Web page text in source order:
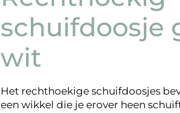
schuifdoosje
wit
Het rechthoekige schuifdoosjes
een wikkel die je erover heen